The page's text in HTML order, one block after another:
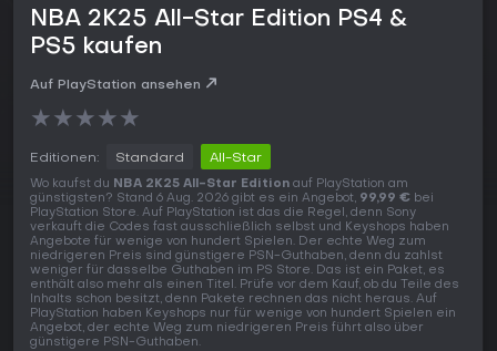
NBA 2K25 All-Star Edition PS4 &
PS5 kaufen
Auf PlayStation ansehen
★★★★★
Editionen: Standard All-Star
Wo kaufst du NBA 2K25 All-Star Edition auf PlayStation am
günstigsten? Stand 6 Aug. 2026 gibt es ein Angebot, 99,99 € bei
PlayStation Store. Auf PlayStation ist das die Regel, denn Sony
verkauft die Codes fast ausschließlich selbst und Keyshops haben
Angebote für wenige von hundert Spielen. Der echte Weg zum
niedrigeren Preis sind günstigere PSN-Guthaben, denn du zahlst
weniger für dasselbe Guthaben im PS Store. Das ist ein Paket, es
enthält also mehr als einen Titel. Prüfe vor dem Kauf, ob du Teile des
Inhalts schon besitzt, denn Pakete rechnen das nicht heraus. Auf
PlayStation haben Keyshops nur für wenige von hundert Spielen ein
Angebot, der echte Weg zum niedrigeren Preis führt also über
günstigere PSN-Guthaben.